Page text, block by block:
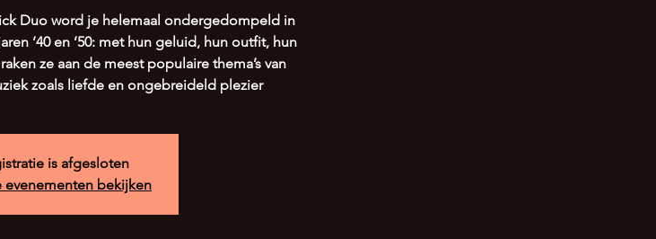
Duo word je helemaal ondergedompeld in
’40 en ’50: met hun geluid, hun outfit, hun
ze aan de meest populaire thema’s van
zoals liefde en ongebreideld plezier
is afgesloten
evenementen bekijken